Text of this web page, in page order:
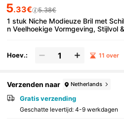
5.33€ 5.38€
1 stuk Niche Modieuze Bril met
n Veelhoekige Vormgeving, Stijlvol
Hoev.: 11 over
Verzenden naar Netherlands
Gratis verzending
Geschatte levertijd: 4-9 werkdagen